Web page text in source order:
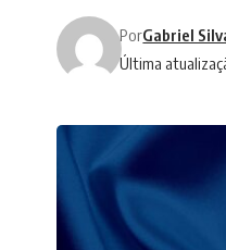
Última
PorGabriel